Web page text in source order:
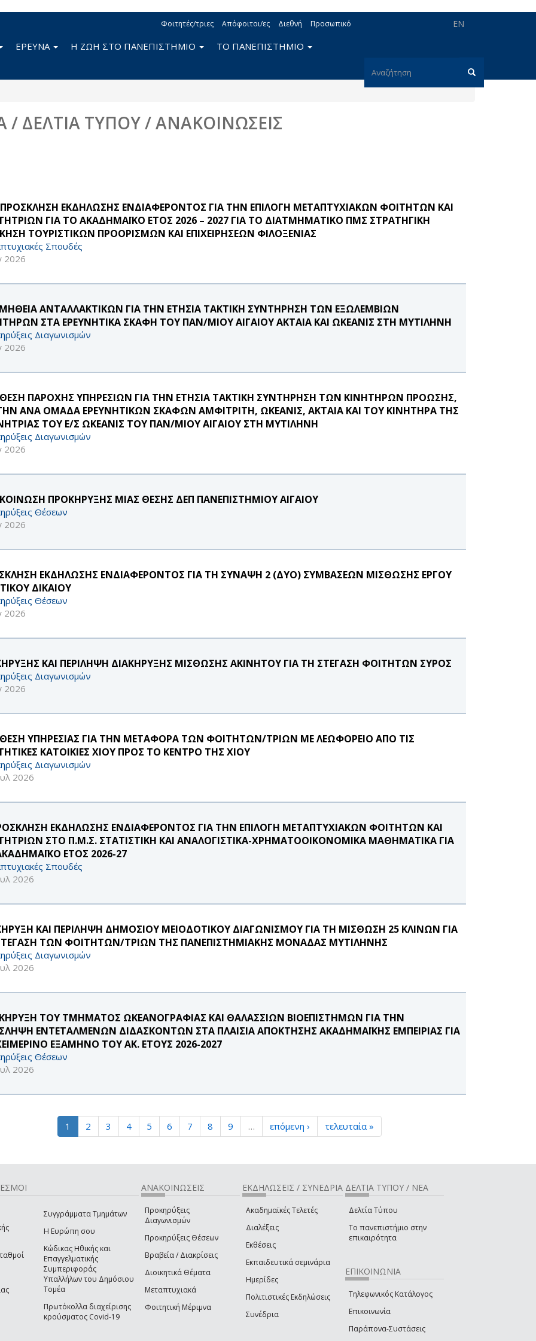
EN
Φοιτητές/τριες Απόφοιτοι/ες Διεθνή Προσωπικό
Φόρμα
ΕΡΕΥΝΑ Η ΖΩΗ ΣΤΟ ΠΑΝΕΠΙΣΤΗΜΙΟ ΤΟ ΠΑΝΕΠΙΣΤΗΜΙΟ
/ ΔΕΛΤΙΑ ΤΥΠΟΥ / ΑΝΑΚΟΙΝΩΣΕΙΣ
ΕΚΔΗΛΩΣΗΣ ΕΝΔΙΑΦΕΡΟΝΤΟΣ ΓΙΑ ΤΗΝ ΕΠΙΛΟΓΗ ΜΕΤΑΠΤΥΧΙΑΚΩΝ ΦΟΙΤΗΤΩΝ ΚΑΙ
ΓΙΑ ΤΟ ΑΚΑΔΗΜΑΪΚΟ ΕΤΟΣ 2026 – 2027 ΓΙΑ ΤΟ ΔΙΑΤΜΗΜΑΤΙΚΟ ΠΜΣ ΣΤΡΑΤΗΓΙΚΗ
ΤΟΥΡΙΣΤΙΚΩΝ ΠΡΟΟΡΙΣΜΩΝ ΚΑΙ ΕΠΙΧΕΙΡΗΣΕΩΝ ΦΙΛΟΞΕΝΙΑΣ
Σπουδές
2026
ΑΝΤΑΛΛΑΚΤΙΚΩΝ ΓΙΑ ΤΗΝ ΕΤΗΣΙΑ ΤΑΚΤΙΚΗ ΣΥΝΤΗΡΗΣΗ ΤΩΝ ΕΞΩΛΕΜΒΙΩΝ
ΣΤΑ ΕΡΕΥΝΗΤΙΚΑ ΣΚΑΦΗ ΤΟΥ ΠΑΝ/ΜΙΟΥ ΑΙΓΑΙΟΥ ΑΚΤΑΙΑ ΚΑΙ ΩΚΕΑΝΙΣ ΣΤΗ ΜΥΤΙΛΗΝΗ
Διαγωνισμών
2026
ΠΑΡΟΧΗΣ ΥΠΗΡΕΣΙΩΝ ΓΙΑ ΤΗΝ ΕΤΗΣΙΑ ΤΑΚΤΙΚΗ ΣΥΝΤΗΡΗΣΗ ΤΩΝ ΚΙΝΗΤΗΡΩΝ ΠΡΟΩΣΗΣ,
ΑΝΑ ΟΜΑΔΑ ΕΡΕΥΝΗΤΙΚΩΝ ΣΚΑΦΩΝ ΑΜΦΙΤΡΙΤΗ, ΩΚΕΑΝΙΣ, ΑΚΤΑΙΑ ΚΑΙ ΤΟΥ ΚΙΝΗΤΗΡΑ ΤΗΣ
ΤΟΥ Ε/Σ ΩΚΕΑΝΙΣ ΤΟΥ ΠΑΝ/ΜΙΟΥ ΑΙΓΑΙΟΥ ΣΤΗ ΜΥΤΙΛΗΝΗ
Διαγωνισμών
2026
ΠΡΟΚΗΡΥΞΗΣ ΜΙΑΣ ΘΕΣΗΣ ΔΕΠ ΠΑΝΕΠΙΣΤΗΜΙΟΥ ΑΙΓΑΙΟΥ
Θέσεων
2026
ΕΚΔΗΛΩΣΗΣ ΕΝΔΙΑΦΕΡΟΝΤΟΣ ΓΙΑ ΤΗ ΣΥΝΑΨΗ 2 (ΔΥΟ) ΣΥΜΒΑΣΕΩΝ ΜΙΣΘΩΣΗΣ ΕΡΓΟΥ
ΔΙΚΑΙΟΥ
Θέσεων
2026
ΚΑΙ ΠΕΡΙΛΗΨΗ ΔΙΑΚΗΡΥΞΗΣ ΜΙΣΘΩΣΗΣ ΑΚΙΝΗΤΟΥ ΓΙΑ ΤΗ ΣΤΕΓΑΣΗ ΦΟΙΤΗΤΩΝ ΣΥΡΟΣ
Διαγωνισμών
2026
ΥΠΗΡΕΣΙΑΣ ΓΙΑ ΤΗΝ ΜΕΤΑΦΟΡΑ ΤΩΝ ΦΟΙΤΗΤΩΝ/ΤΡΙΩΝ ΜΕ ΛΕΩΦΟΡΕΙΟ ΑΠΟ ΤΙΣ
ΚΑΤΟΙΚΙΕΣ ΧΙΟΥ ΠΡΟΣ ΤΟ ΚΕΝΤΡΟ ΤΗΣ ΧΙΟΥ
Διαγωνισμών
2026
ΕΚΔΗΛΩΣΗΣ ΕΝΔΙΑΦΕΡΟΝΤΟΣ ΓΙΑ ΤΗΝ ΕΠΙΛΟΓΗ ΜΕΤΑΠΤΥΧΙΑΚΩΝ ΦΟΙΤΗΤΩΝ ΚΑΙ
ΣΤΟ Π.Μ.Σ. ΣΤΑΤΙΣΤΙΚΗ ΚΑΙ ΑΝΑΛΟΓΙΣΤΙΚΑ-ΧΡΗΜΑΤΟΟΙΚΟΝΟΜΙΚΑ ΜΑΘΗΜΑΤΙΚΑ ΓΙΑ
ΕΤΟΣ 2026-27
Σπουδές
2026
ΚΑΙ ΠΕΡΙΛΗΨΗ ΔΗΜΟΣΙΟΥ ΜΕΙΟΔΟΤΙΚΟΥ ΔΙΑΓΩΝΙΣΜΟΥ ΓΙΑ ΤΗ ΜΙΣΘΩΣΗ 25 ΚΛΙΝΩΝ ΓΙΑ
ΤΩΝ ΦΟΙΤΗΤΩΝ/ΤΡΙΩΝ ΤΗΣ ΠΑΝΕΠΙΣΤΗΜΙΑΚΗΣ ΜΟΝΑΔΑΣ ΜΥΤΙΛΗΝΗΣ
Διαγωνισμών
2026
ΤΟΥ ΤΜΗΜΑΤΟΣ ΩΚΕΑΝΟΓΡΑΦΙΑΣ ΚΑΙ ΘΑΛΑΣΣΙΩΝ ΒΙΟΕΠΙΣΤΗΜΩΝ ΓΙΑ ΤΗΝ
ΕΝΤΕΤΑΛΜΕΝΩΝ ΔΙΔΑΣΚΟΝΤΩΝ ΣΤΑ ΠΛΑΙΣΙΑ ΑΠΟΚΤΗΣΗΣ ΑΚΑΔΗΜΑΪΚΗΣ ΕΜΠΕΙΡΙΑΣ ΓΙΑ
ΕΞΑΜΗΝΟ ΤΟΥ ΑΚ. ΕΤΟΥΣ 2026-2027
Θέσεων
2026
1 2 3 4 5 6 7 8 9 … επόμενη › τελευταία »
Συγγράμματα Τμημάτων
Η Ευρώπη σου
Κώδικας Ηθικής και
Επαγγελματικής
Συμπεριφοράς
Υπαλλήλων του Δημόσιου
Τομέα
Πρωτόκολλα διαχείρισης
κρούσματος Covid-19
ΑΝΑΚΟΙΝΩΣΕΙΣ
Προκηρύξεις
Διαγωνισμών
Προκηρύξεις Θέσεων
Βραβεία / Διακρίσεις
Διοικητικά Θέματα
Μεταπτυχιακά
Φοιτητική Μέριμνα
ΕΚΔΗΛΩΣΕΙΣ / ΣΥΝΕΔΡΙΑ
Ακαδημαϊκές Τελετές
Διαλέξεις
Εκθέσεις
Εκπαιδευτικά σεμινάρια
Ημερίδες
Πολιτιστικές Εκδηλώσεις
Συνέδρια
ΔΕΛΤΙΑ ΤΥΠΟΥ / ΝΕΑ
Δελτία Τύπου
Το πανεπιστήμιο στην
επικαιρότητα
ΕΠΙΚΟΙΝΩΝΙΑ
Τηλεφωνικός Κατάλογος
Επικοινωνία
Παράπονα-Συστάσεις